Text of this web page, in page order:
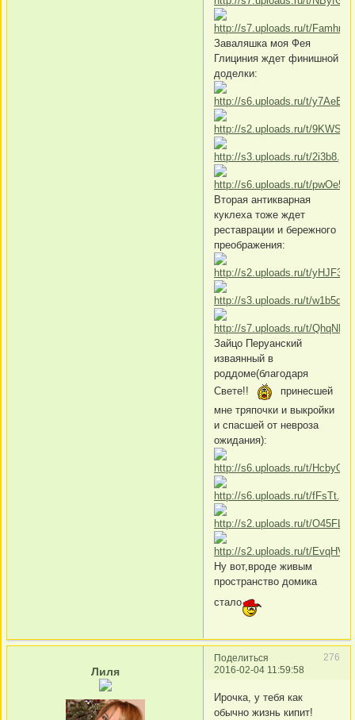
Заваляшка моя Фея
Глициния ждет финишной
доделки:
Вторая антикварная
куклеха тоже ждет
реставрации и бережного
преображения:
Зайцо Перуанский
изваянный в
роддоме(благодаря
Свете!!
принесшей
мне тряпочки и выкройки
и спасшей от невроза
ожидания):
Ну вот,вроде живым
пространство домика
стало
Поделиться
276
2016-02-04 11:59:58
Лиля
Ирочка, у тебя как
обычно жизнь кипит!